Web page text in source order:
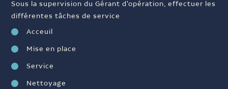
Sous la supervision du Gérant d'opération, effectuer les
différentes tâches de service
Acceuil
Mise en place
Service
Nettoyage